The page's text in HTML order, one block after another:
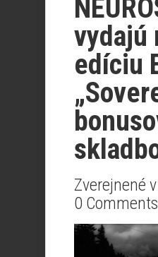
vydajú
edíciu
Zverejnené
0 Comments